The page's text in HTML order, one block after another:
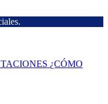
¿CÓMO